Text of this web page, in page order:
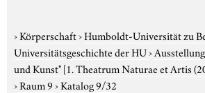
›Körperschaft›Humboldt-Universität zu
Universitätsgeschichte der HU›
und Kunst"[1. Theatrum Naturae et Artis
›Raum 9›Katalog 9/32